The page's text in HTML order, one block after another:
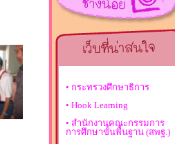
• กระทรวงศึกษาธิการ
• Hook Learning
• สำนักงานคณะกรรมการ
การศึกษาขั้นพื้นฐาน (สพฐ.)